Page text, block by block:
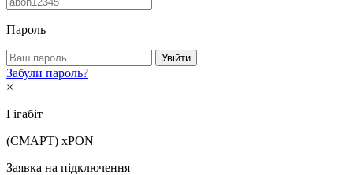
Пароль
Увійти
Забули пароль?
×
Гігабіт
(СМАРТ) xPON
Заявка на підключення